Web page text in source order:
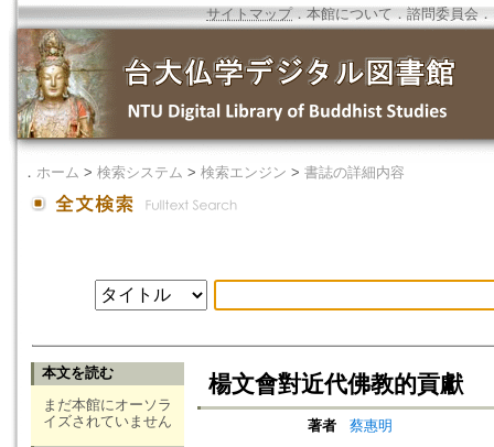
サイトマップ．本館について ． 諮問委員会 ．
． ホーム > 検索システム > 検索エンジン > 書誌の詳細内容
本文を読む
まだ本館にオーソラ
イズされていません
楊文會對近代佛教的貢獻
著者
蔡惠明